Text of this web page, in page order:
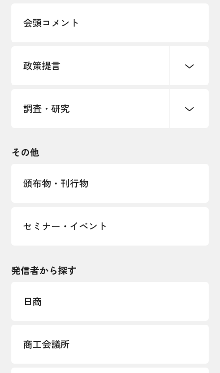
海外情報レポート
安全保障貿易管理・技術流出防止に関す
経営者保証に関するガイドライン
会頭コメント
政策提言
中小企業経営
国土強靭化・社会基盤整備・震災復興
調査・研究
LOBO調査
その他
頒布物・刊行物
セミナー・イベント
発信者から探す
日商
商工会議所